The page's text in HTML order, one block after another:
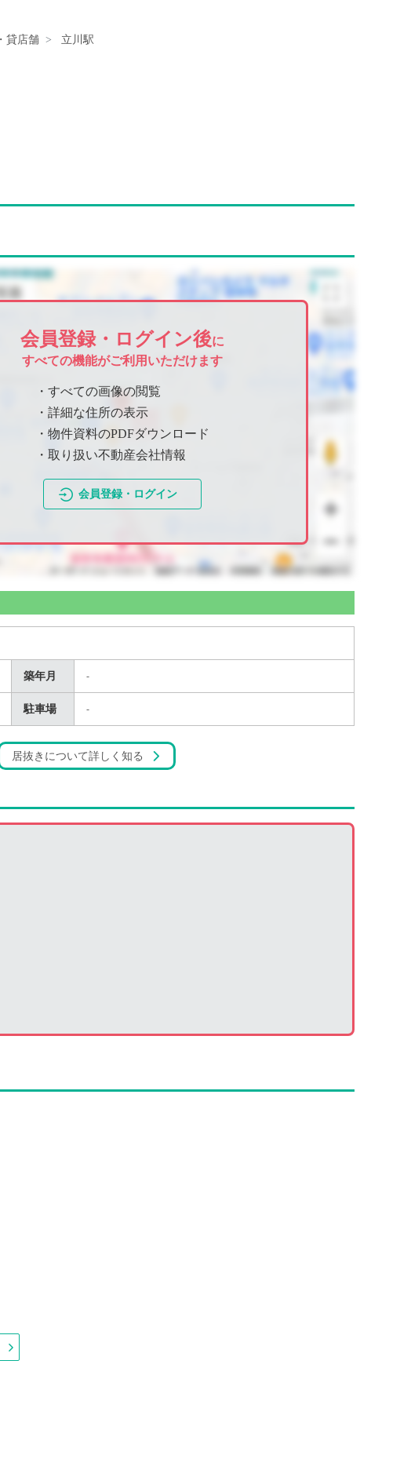
貸店舗
立川駅
会員登録・ログイン後に
すべての機能がご利用いただけます
・すべての画像の閲覧
・詳細な住所の表示
・物件資料のPDFダウンロード
・取り扱い不動産会社情報
会員登録・ログイン
築年月 -
駐車場 -
居抜きについて詳しく知る